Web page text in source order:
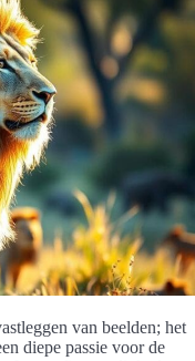
van beelden; het
diepe passie voor de